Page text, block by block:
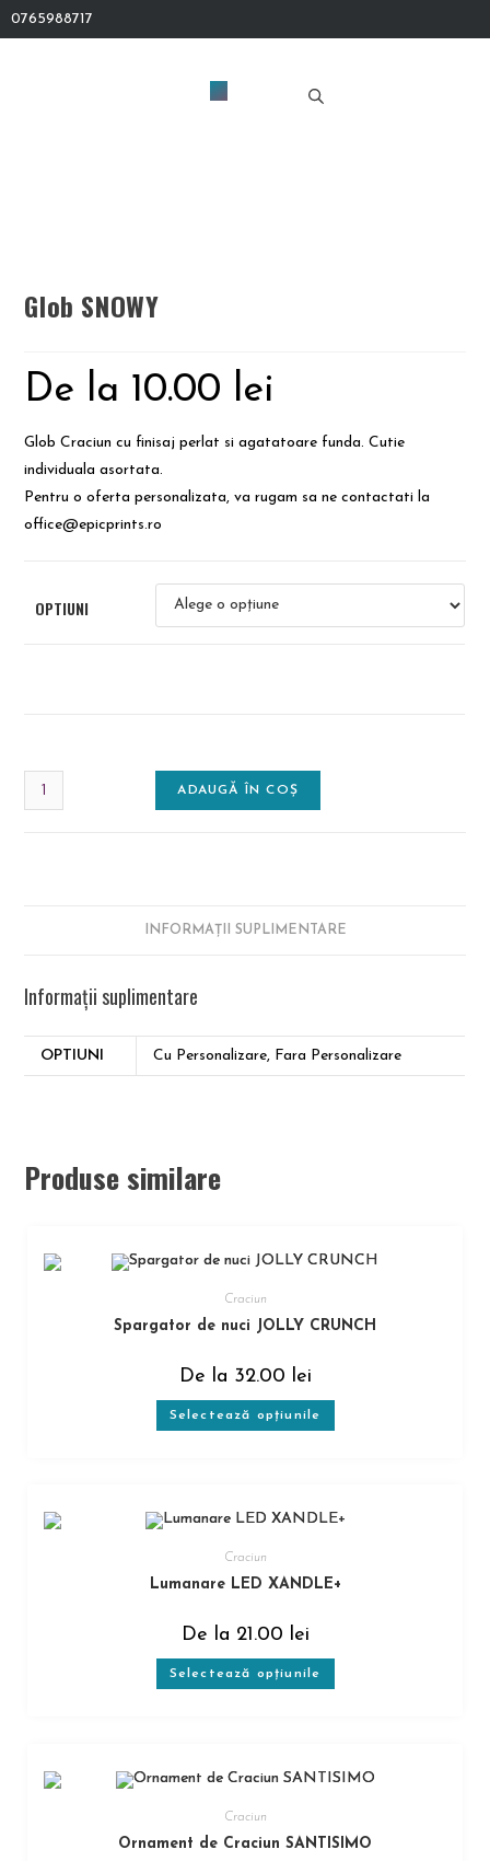
0765988717
Glob SNOWY
De la 10.00 lei
Glob Craciun cu finisaj perlat si agatatoare funda. Cutie
individuala asortata.
Pentru o oferta personalizata, va rugam sa ne contactati la
office@epicprints.ro
OPTIUNI
ADAUGĂ ÎN COȘ
INFORMAȚII SUPLIMENTARE
Informații suplimentare
OPTIUNI Cu Personalizare, Fara Personalizare
Produse similare
Craciun
Spargator de nuci JOLLY CRUNCH
De la 32.00 lei
Selectează opțiunile
Craciun
Lumanare LED XANDLE+
De la 21.00 lei
Selectează opțiunile
Craciun
Ornament de Craciun SANTISIMO